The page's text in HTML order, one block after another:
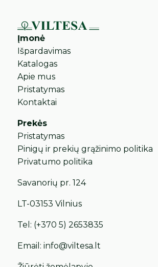
Įmonė
Išpardavimas
Katalogas
Apie mus
Pristatymas
Kontaktai
Prekės
Pristatymas
Pinigų ir prekių grąžinimo politika
Privatumo politika
Savanorių pr. 124
LT-03153 Vilnius
Tel: (+370 5) 2653835
Email:info@viltesa.lt